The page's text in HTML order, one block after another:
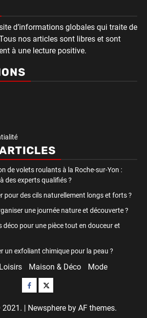
d’informations globales qui traite de
nos articles sont libres et sont
à une lecture positive.
de volets roulants à la Roche-sur-Yon :
des experts qualifiés ?
pour des cils naturellement longs et forts ?
une journée nature et découverte ?
déco pour une pièce tout en douceur et
un exfoliant chimique pour la peau ?
Loisirs Maison & Déco Mode
Facebook
Twitter
Newsphereby AF themes.